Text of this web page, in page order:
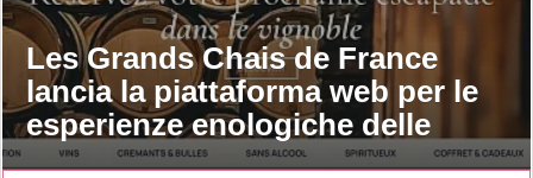
Les Grands Chais de France
lancia la piattaforma web per le
esperienze enologiche delle
maison